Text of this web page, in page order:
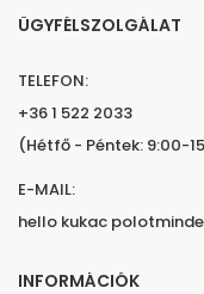
ÜGYFÉLSZOLGÁLAT
TELEFON:
+36 1 522 2033
(Hétfő - Péntek: 9:00-
E-MAIL:
hello kukac
INFORMÁCIÓK